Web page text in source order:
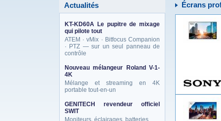
Actualités
KT-KD60A Le pupitre de mixage
qui pilote tout
ATEM · vMix · Bitfocus Companion
· PTZ — sur un seul panneau de
contrôle
Nouveau mélangeur Roland V-1-
4K
Mélange et streaming en 4K
portable tout-en-un
GENITECH revendeur officiel
SWIT
Moniteurs, éclairages, batteries
Écrans